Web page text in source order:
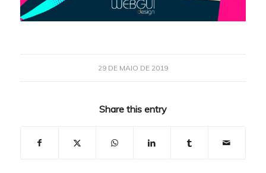
29 DE MAIO DE 2019
Share this entry